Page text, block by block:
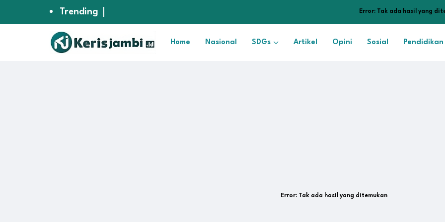
Trending Error: Tak ada hasil yang
Home Nasional SDGs Artikel Opini Sosial Pendidikan
Error:Tak ada hasil yang ditemukan